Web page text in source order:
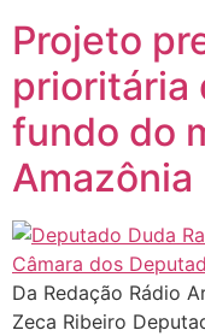
Projeto
prioritária
fundo do
Amazônia
Da Redação Rádio
Zeca Ribeiro